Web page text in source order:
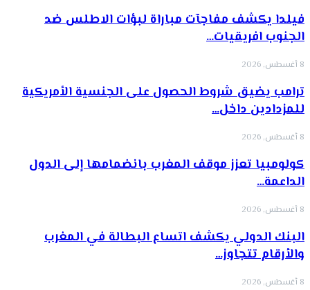
فيلدا يكشف مفاجآت مباراة لبؤات الاطلس ضد
الجنوب افريقيات…
8 أغسطس, 2026
ترامب يضيق شروط الحصول على الجنسية الأمريكية
للمزدادين داخل…
8 أغسطس, 2026
كولومبيا تعزز موقف المغرب بانضمامها إلى الدول
الداعمة…
8 أغسطس, 2026
البنك الدولي يكشف اتساع البطالة في المغرب
والأرقام تتجاوز…
8 أغسطس, 2026